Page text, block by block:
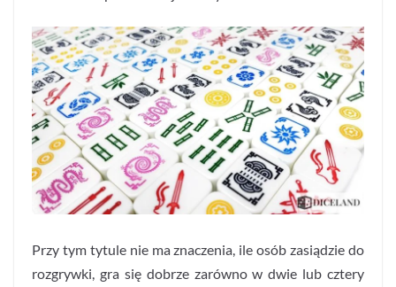
Przy tym tytule nie ma znaczenia, ile osób zasiądzie do
rozgrywki, gra się dobrze zarówno w dwie lub cztery